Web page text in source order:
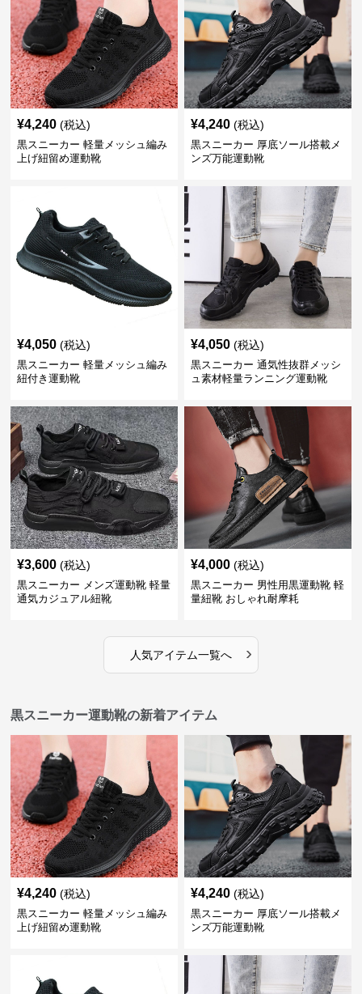
¥4,240 (税込)
黒スニーカー 軽量メッシュ編み
上げ紐留め運動靴
¥4,240 (税込)
黒スニーカー 厚底ソール搭載メ
ンズ万能運動靴
¥4,050 (税込)
黒スニーカー 軽量メッシュ編み
紐付き運動靴
¥4,050 (税込)
黒スニーカー 通気性抜群メッシ
ュ素材軽量ランニング運動靴
¥3,600 (税込)
黒スニーカー メンズ運動靴 軽量
通気カジュアル紐靴
¥4,000 (税込)
黒スニーカー 男性用黒運動靴 軽
量紐靴 おしゃれ耐摩耗
人気アイテム一覧へ ›
黒スニーカー運動靴の新着アイテム
¥4,240 (税込)
黒スニーカー 軽量メッシュ編み
上げ紐留め運動靴
¥4,240 (税込)
黒スニーカー 厚底ソール搭載メ
ンズ万能運動靴